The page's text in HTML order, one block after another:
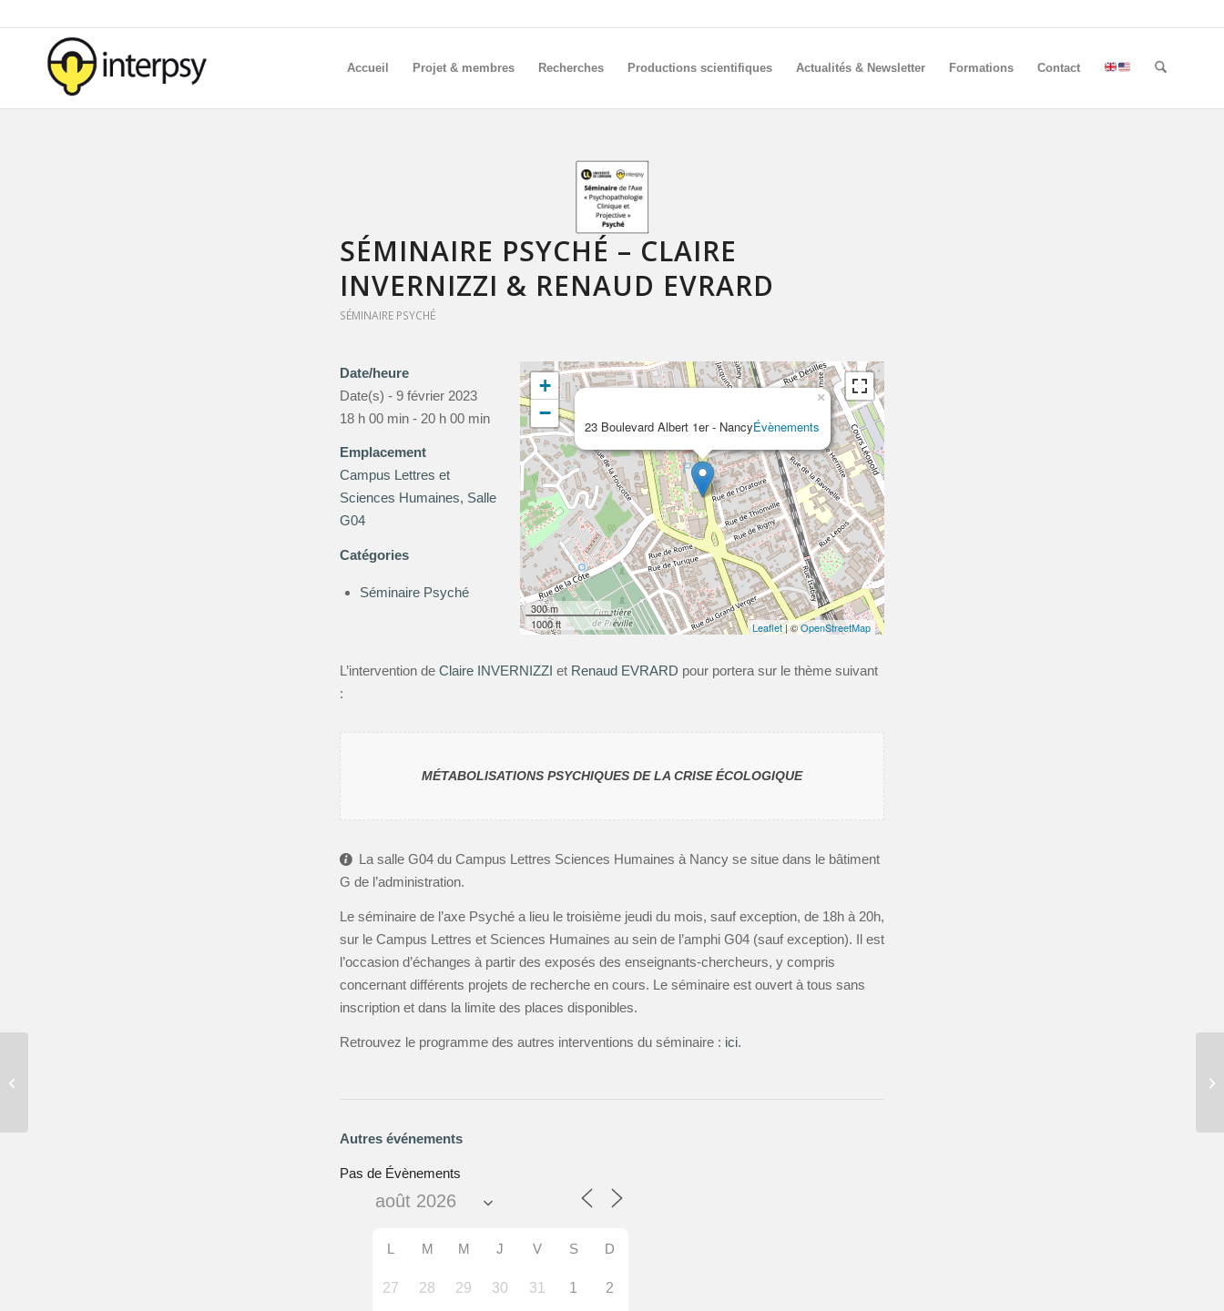
Accueil Projet & membres Recherches Productions scientifiques Actualités & Newsletter Formations Contact
SÉMINAIRE PSYCHÉ – CLAIRE
INVERNIZZI & RENAUD EVRARD
SÉMINAIRE PSYCHÉ
23 Boulevard Albert 1er - NancyÉvènements
×
+
−
300 m
1000 ft
Leaflet| ©OpenStreetMap
Date/heure
Date(s) - 9 février 2023
18 h 00 min - 20 h 00 min
Emplacement
Campus Lettres et
Sciences Humaines, Salle
G04
Catégories
Séminaire Psyché
L’intervention de Claire INVERNIZZI et Renaud EVRARD pour portera sur le thème suivant
:
MÉTABOLISATIONS PSYCHIQUES DE LA CRISE ÉCOLOGIQUE
La salle G04 du Campus Lettres Sciences Humaines à Nancy se situe dans le bâtiment
G de l’administration.
Le séminaire de l’axe Psyché a lieu le troisième jeudi du mois, sauf exception, de 18h à 20h,
sur le Campus Lettres et Sciences Humaines au sein de l’amphi G04 (sauf exception). Il est
l’occasion d’échanges à partir des exposés des enseignants-chercheurs, y compris
concernant différents projets de recherche en cours. Le séminaire est ouvert à tous sans
inscription et dans la limite des places disponibles.
Retrouvez le programme des autres interventions du séminaire : ici.
Autres événements
Pas de Évènements
L M M J V S D
27 28 29 30 31 1 2